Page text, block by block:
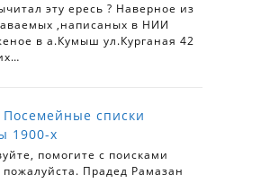
эту ересь ? Наверное из
,написаных в НИИ
в а.Кумыш ул.Курганая 42
Посемейные списки
1900-х
помогите с поисками
пожалуйста. Прадед Рамазан